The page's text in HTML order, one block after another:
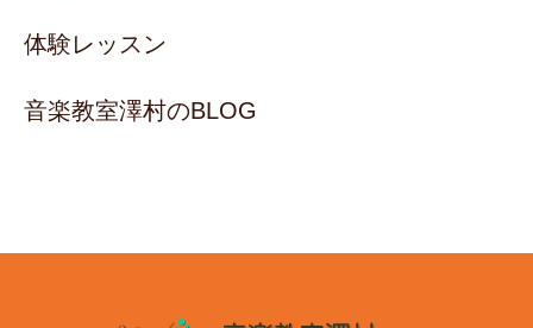
体験レッスン
音楽教室澤村のBLOG